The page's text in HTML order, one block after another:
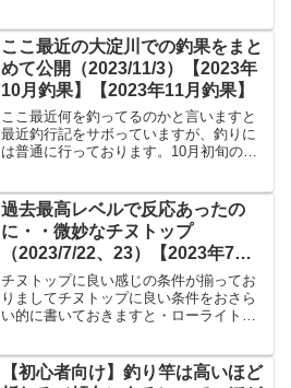
です。という近況はさておき、オリムピ
ックから22モデルと...
ここ最近の大淀川での釣果をまと
めて公開（2023/11/3）【2023年
10月釣果】【2023年11月釣果】
ここ最近何を釣ってるのかと言いますと
最近釣行記をサボっていますが、釣りに
は普通に行っております。10月初旬の大
るのかと言うと・・・コイツですね。メ
ッキ。コイツが居る季節...
過去最高レベルで反応あったの
に・・微妙なチヌトップ
（2023/7/22、23）【2023年7月
釣果】
チヌトップに良い感じの条件が揃ってお
りましてチヌトップに良い条件をおさら
い的に書いておきますと・ローライト
止まりではなく多少流れがあるこのあた
【初心者向け】釣り竿は高いほど